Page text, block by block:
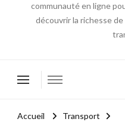
communauté en ligne
découvrir la richesse
Accueil
Transport